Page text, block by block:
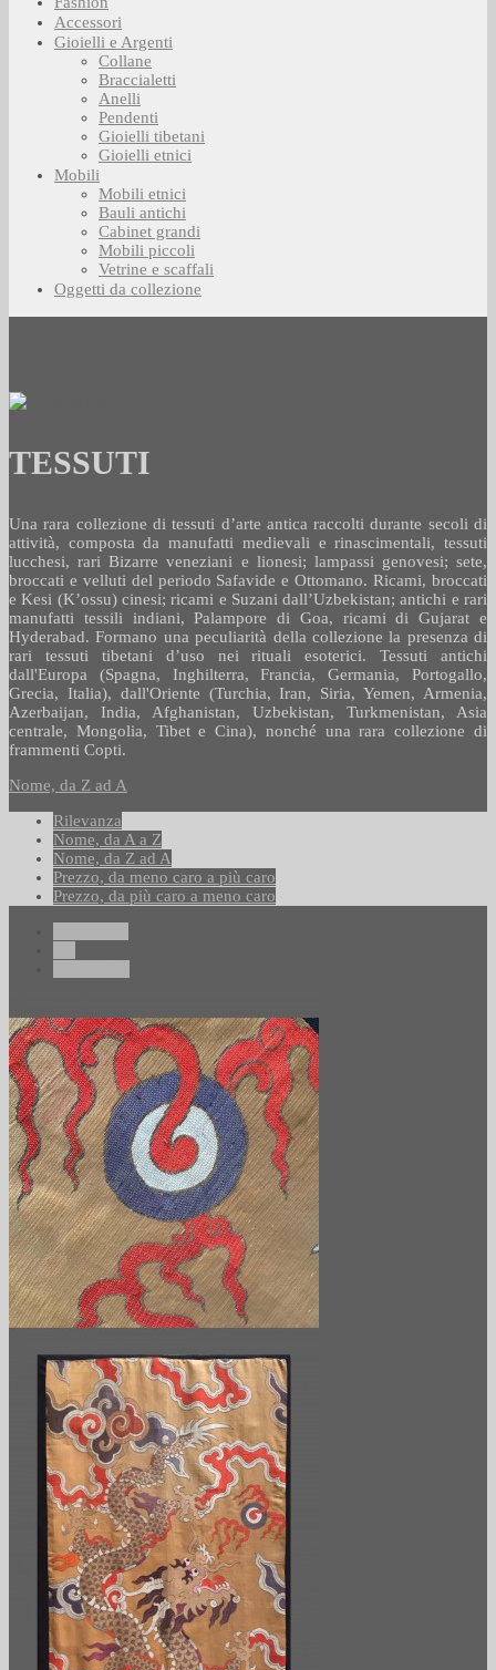
Accessori
Gioielli e Argenti
Collane
Braccialetti
Anelli
Pendenti
Gioielli tibetani
Gioielli etnici
Mobili
Mobili etnici
Bauli antichi
Cabinet grandi
Mobili piccoli
Vetrine e scaffali
Oggetti da collezione
TESSUTI
Una rara collezione di tessuti d’arte antica raccolti durante secoli di
attività, composta da manufatti medievali e rinascimentali, tessuti
lucchesi, rari Bizarre veneziani e lionesi; lampassi genovesi; sete,
broccati e velluti del periodo Safavide e Ottomano. Ricami, broccati
e Kesi (K’ossu) cinesi; ricami e Suzani dall’Uzbekistan; antichi e rari
manufatti tessili indiani, Palampore di Goa, ricami di Gujarat e
Hyderabad. Formano una peculiarità della collezione la presenza di
rari tessuti tibetani d’uso nei rituali esoterici. Tessuti antichi
dall'Europa (Spagna, Inghilterra, Francia, Germania, Portogallo,
Grecia, Italia), dall'Oriente (Turchia, Iran, Siria, Yemen, Armenia,
Azerbaijan, India, Afghanistan, Uzbekistan, Turkmenistan, Asia
centrale, Mongolia, Tibet e Cina), nonché una rara collezione di
frammenti Copti.
Nome, da Z ad A
Rilevanza
Nome, da A a Z
Nome, da Z ad A
Prezzo, da meno caro a più caro
Prezzo, da più caro a meno caro